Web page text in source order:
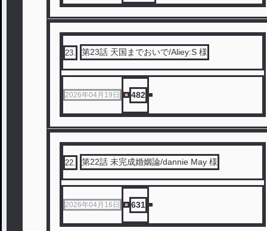
23 第23話 天国までおいで/Aliey:S 様
2026年04月19日 482
22 第22話 未完成婚姻論/dannie May 様
2026年04月16日 631